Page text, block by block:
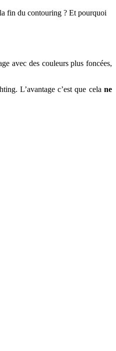
fin du contouring ? Et pourquoi
avec des couleurs plus foncées,
L’avantage c’est que cela ne